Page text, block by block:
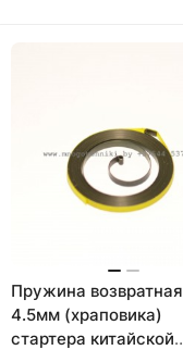
Пружина возвратная
4.5мм (храповика)
стартера китайской